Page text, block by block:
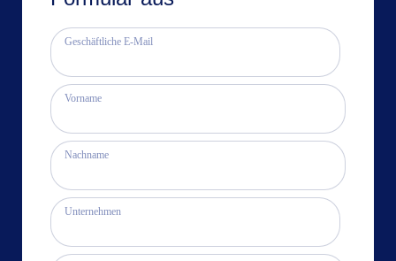
Geschäftliche E-Mail
Vorname
Nachname
Unternehmen